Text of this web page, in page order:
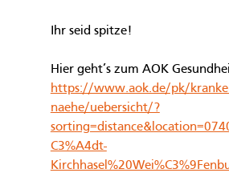
Ihr seid spitze!
Hier geht’s zum AOK
https://www.aok.de/pk/
naehe/uebersicht/?
C3%A4dt-